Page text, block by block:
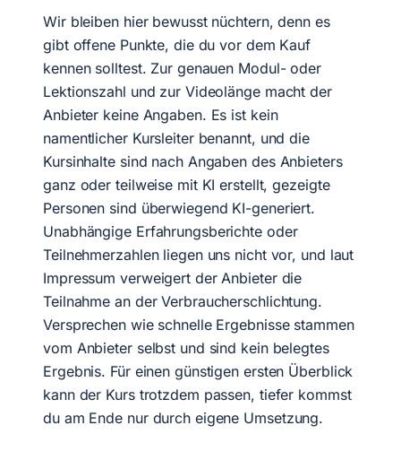
Wir bleiben hier bewusst nüchtern, denn es
gibt offene Punkte, die du vor dem Kauf
kennen solltest. Zur genauen Modul- oder
Lektionszahl und zur Videolänge macht der
Anbieter keine Angaben. Es ist kein
namentlicher Kursleiter benannt, und die
Kursinhalte sind nach Angaben des Anbieters
ganz oder teilweise mit KI erstellt, gezeigte
Personen sind überwiegend KI-generiert.
Unabhängige Erfahrungsberichte oder
Teilnehmerzahlen liegen uns nicht vor, und laut
Impressum verweigert der Anbieter die
Teilnahme an der Verbraucherschlichtung.
Versprechen wie schnelle Ergebnisse stammen
vom Anbieter selbst und sind kein belegtes
Ergebnis. Für einen günstigen ersten Überblick
kann der Kurs trotzdem passen, tiefer kommst
du am Ende nur durch eigene Umsetzung.